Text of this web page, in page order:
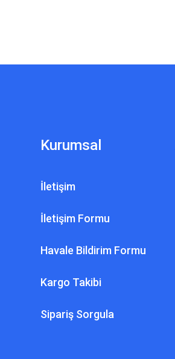
Kurumsal
İletişim
İletişim Formu
Havale Bildirim Formu
Kargo Takibi
Sipariş Sorgula